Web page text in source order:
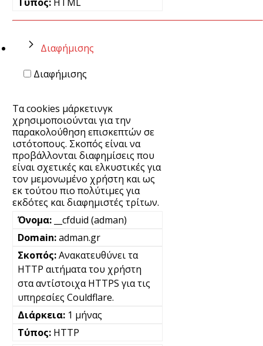
Διαφήμισης
Διαφήμισης
Τα cookies μάρκετινγκ
χρησιμοποιούνται για την
παρακολούθηση επισκεπτών σε
ιστότοπους. Σκοπός είναι να
προβάλλονται διαφημίσεις που
είναι σχετικές και ελκυστικές για
τον μεμονωμένο χρήστη και ως
εκ τούτου πιο πολύτιμες για
εκδότες και διαφημιστές τρίτων.
__cfduid (adman)
adman.gr
Ανακατευθύνει τα
HTTP αιτήματα του χρήστη
στα αντίστοιχα HTTPS για τις
υπηρεσίες Couldflare.
1 μήνας
HTTP